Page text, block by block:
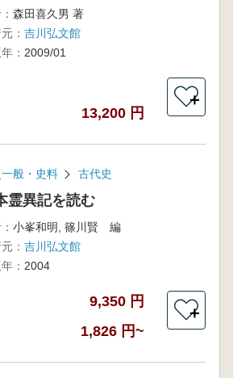
森田喜久男 著
： 吉川弘文館
： 2009/01
13,200 円
＋
般・史料 古代史
霊異記を読む
小峯和明, 篠川賢 編
： 吉川弘文館
： 2004
9,350 円
1,826 円~
＋